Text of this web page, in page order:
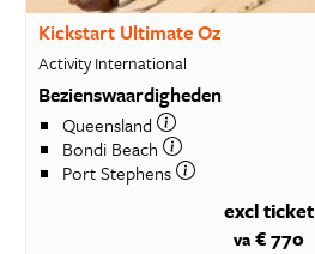
Kickstart Ultimate Oz
Activity International
Bezienswaardigheden
Queensland
Bondi Beach
Port Stephens
excl ticket
va€ 770